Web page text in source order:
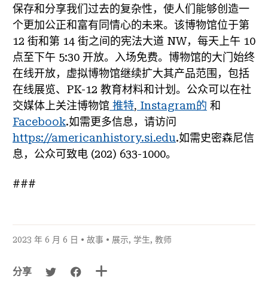
保存和分享我们过去的复杂性，使人们能够创造一
个更加公正和富有同情心的未来。该博物馆位于第
12 街和第 14 街之间的宪法大道 NW，每天上午 10
点至下午 5:30 开放。入场免费。博物馆的大门始终
在线开放，虚拟博物馆继续扩大其产品范围，包括
在线展览、PK-12 教育材料和计划。公众可以在社
交媒体上关注博物馆 推特, Instagram的 和
Facebook.如需更多信息，请访问
https://americanhistory.si.edu.如需史密森尼信
息，公众可致电 (202) 633-1000。
###
2023 年 6 月 6 日 • 故事 • 展示, 学生, 教师
分享